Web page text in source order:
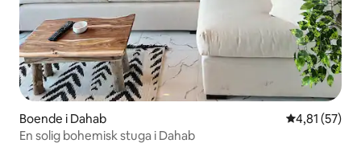
Boende i Dahab 4,81 av 5 i
4,81 (57)
En solig bohemisk stuga i Dahab